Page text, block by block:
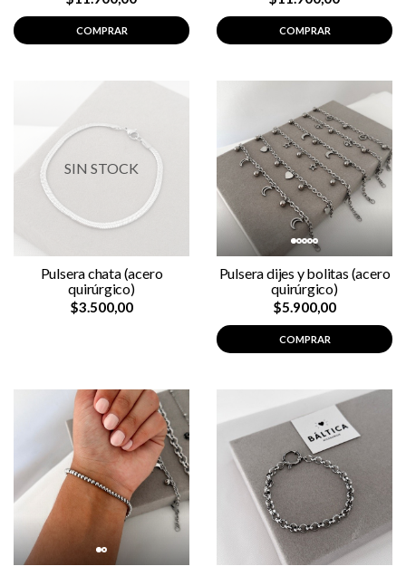
COMPRAR COMPRAR
SIN STOCK
Pulsera chata (acero
quirúrgico)
$3.500,00
Pulsera dijes y bolitas (acero
quirúrgico)
$5.900,00
COMPRAR